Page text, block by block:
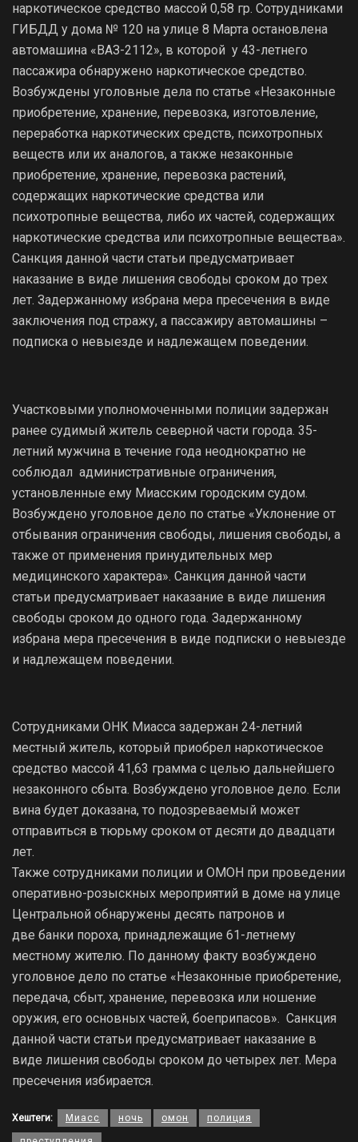
наркотическое средство массой 0,58 гр. Сотрудниками
ГИБДД у дома № 120 на улице 8 Марта остановлена
автомашина «ВАЗ-2112», в которой у 43-летнего
пассажира обнаружено наркотическое средство.
Возбуждены уголовные дела по статье «Незаконные
приобретение, хранение, перевозка, изготовление,
переработка наркотических средств, психотропных
веществ или их аналогов, а также незаконные
приобретение, хранение, перевозка растений,
содержащих наркотические средства или
психотропные вещества, либо их частей, содержащих
наркотические средства или психотропные вещества».
Санкция данной части статьи предусматривает
наказание в виде лишения свободы сроком до трех
лет. Задержанному избрана мера пресечения в виде
заключения под стражу, а пассажиру автомашины –
подписка о невыезде и надлежащем поведении.
Участковыми уполномоченными полиции задержан
ранее судимый житель северной части города. 35-
летний мужчина в течение года неоднократно не
соблюдал административные ограничения,
установленные ему Миасским городским судом.
Возбуждено уголовное дело по статье «Уклонение от
отбывания ограничения свободы, лишения свободы, а
также от применения принудительных мер
медицинского характера». Санкция данной части
статьи предусматривает наказание в виде лишения
свободы сроком до одного года. Задержанному
избрана мера пресечения в виде подписки о невыезде
и надлежащем поведении.
Сотрудниками ОНК Миасса задержан 24-летний
местный житель, который приобрел наркотическое
средство массой 41,63 грамма с целью дальнейшего
незаконного сбыта. Возбуждено уголовное дело. Если
вина будет доказана, то подозреваемый может
отправиться в тюрьму сроком от десяти до двадцати
лет.
Также сотрудниками полиции и ОМОН при проведении
оперативно-розыскных мероприятий в доме на улице
Центральной обнаружены десять патронов и
две банки пороха, принадлежащие 61-летнему
местному жителю. По данному факту возбуждено
уголовное дело по статье «Незаконные приобретение,
передача, сбыт, хранение, перевозка или ношение
оружия, его основных частей, боеприпасов». Санкция
данной части статьи предусматривает наказание в
виде лишения свободы сроком до четырех лет. Мера
пресечения избирается.
Хештеги: Миасс ночь омон полиция